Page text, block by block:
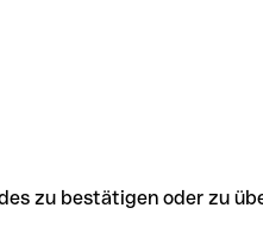
zu bestätigen oder zu